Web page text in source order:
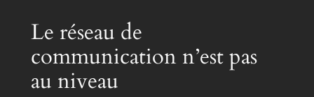
Le réseau de
communication n’est pas
au niveau